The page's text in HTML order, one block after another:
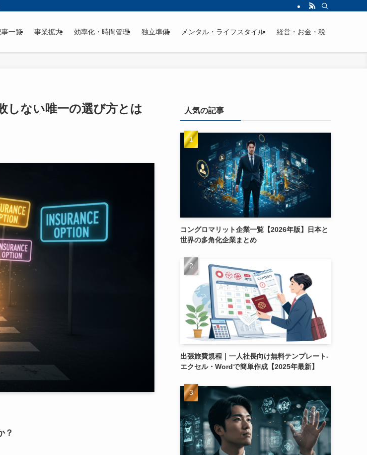
事一覧 事業拡大 効率化・時間管理 独立準備 メンタル・ライフスタイル 経営・お金・税
しない唯一の選び方とは
？
人気の記事
コングロマリット企業一覧【2026年版】日本と
世界の多角化企業まとめ
出張旅費規程｜一人社長向け無料テンプレート-
エクセル・Wordで簡単作成【2025年最新】